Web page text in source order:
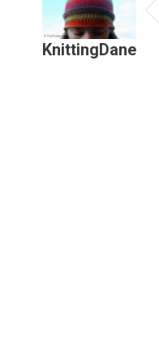
KnittingDane